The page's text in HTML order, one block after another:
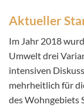
Aktueller
Im Jahr 2018
Umwelt drei
intensiven
mehrheitlich für
des Wohngebiets